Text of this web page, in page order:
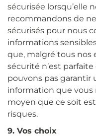
sécurisée lorsqu’elle
recommandons de
sécurisés pour nous
informations
que, malgré tous nos
sécurité n’est
pouvons pas garantir
information que vous
moyen que ce soit
risques.
9. Vos choix